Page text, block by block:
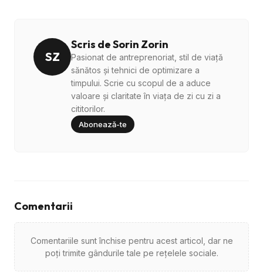
SZ
Scris de Sorin Zorin
Pasionat de antreprenoriat, stil de viață
sănătos și tehnici de optimizare a
timpului. Scrie cu scopul de a aduce
valoare și claritate în viața de zi cu zi a
cititorilor.
Abonează-te
Comentarii
Comentariile sunt închise pentru acest articol, dar ne
poți trimite gândurile tale pe rețelele sociale.